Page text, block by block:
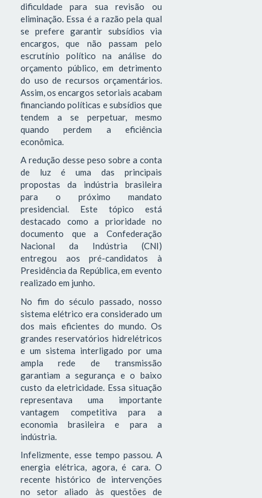
dificuldade para sua revisão ou
eliminação. Essa é a razão pela qual
se prefere garantir subsídios via
encargos, que não passam pelo
escrutínio político na análise do
orçamento público, em detrimento
do uso de recursos orçamentários.
Assim, os encargos setoriais acabam
financiando políticas e subsídios que
tendem a se perpetuar, mesmo
quando perdem a eficiência
econômica.
A redução desse peso sobre a conta
de luz é uma das principais
propostas da indústria brasileira
para o próximo mandato
presidencial. Este tópico está
destacado como a prioridade no
documento que a Confederação
Nacional da Indústria (CNI)
entregou aos pré-candidatos à
Presidência da República, em evento
realizado em junho.
No fim do século passado, nosso
sistema elétrico era considerado um
dos mais eficientes do mundo. Os
grandes reservatórios hidrelétricos
e um sistema interligado por uma
ampla rede de transmissão
garantiam a segurança e o baixo
custo da eletricidade. Essa situação
representava uma importante
vantagem competitiva para a
economia brasileira e para a
indústria.
Infelizmente, esse tempo passou. A
energia elétrica, agora, é cara. O
recente histórico de intervenções
no setor aliado às questões de